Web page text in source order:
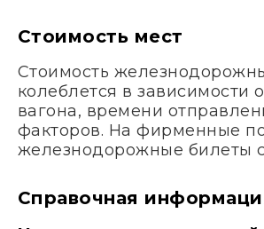
Стоимость мест
Стоимость
колеблется в зависимости
вагона, времени
факторов. На фирменные
железнодорожные билеты
Справочная